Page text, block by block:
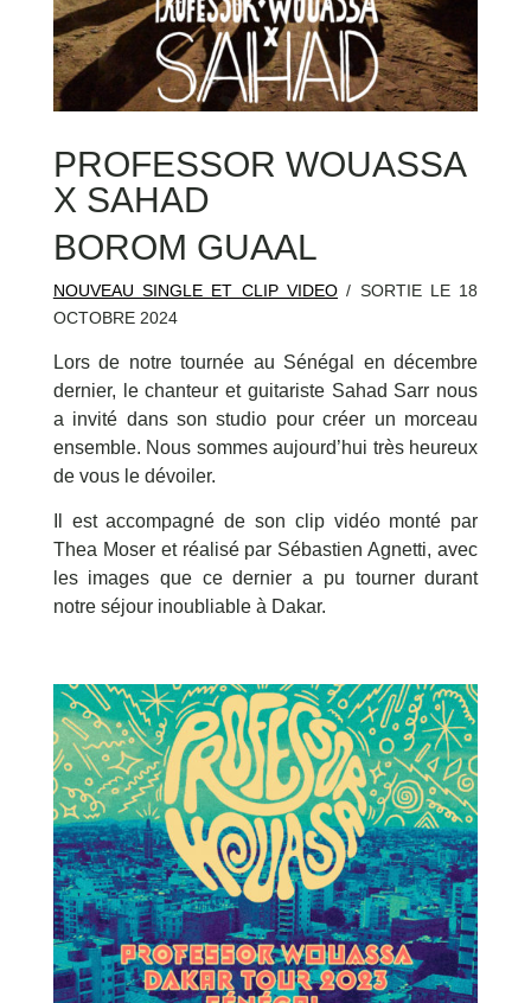
PROFESSOR WOUASSA
X SAHAD
BOROM GUAAL
NOUVEAU SINGLE ET CLIP VIDEO / SORTIE LE 18
OCTOBRE 2024
Lors de notre tournée au Sénégal en décembre
dernier, le chanteur et guitariste Sahad Sarr nous
a invité dans son studio pour créer un morceau
ensemble. Nous sommes aujourd’hui très heureux
de vous le dévoiler.
Il est accompagné de son clip vidéo monté par
Thea Moser et réalisé par Sébastien Agnetti, avec
les images que ce dernier a pu tourner durant
notre séjour inoubliable à Dakar.